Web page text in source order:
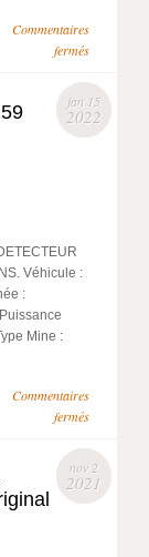
Commentaires
fermés
jan 15
2022
Véhicule :
:
Mine :
Commentaires
fermés
nov 2
2021